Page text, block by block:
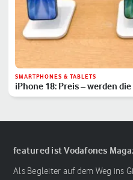
SMARTPHONES & TABLETS
iPhone 18: Preis – werden
featured ist Vodafones
Als Begleiter auf dem Weg ins